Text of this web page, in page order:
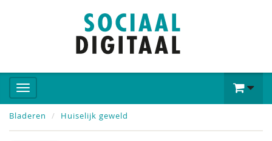
Bladeren Huiselijk geweld